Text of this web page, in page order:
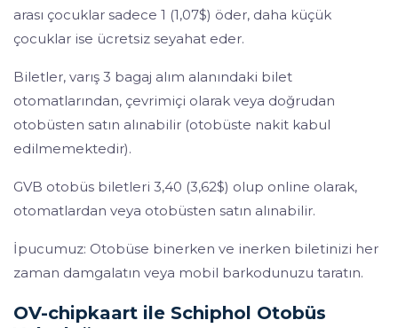
arası çocuklar sadece 1 (1,07$) öder, daha küçük
çocuklar ise ücretsiz seyahat eder.
Biletler, varış 3 bagaj alım alanındaki bilet
otomatlarından, çevrimiçi olarak veya doğrudan
otobüsten satın alınabilir (otobüste nakit kabul
edilmemektedir).
GVB otobüs biletleri 3,40 (3,62$) olup online olarak,
otomatlardan veya otobüsten satın alınabilir.
İpucumuz: Otobüse binerken ve inerken biletinizi her
zaman damgalatın veya mobil barkodunuzu taratın.
OV-chipkaart ile Schiphol Otobüs